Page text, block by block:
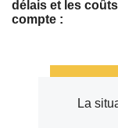
délais et les
compte :
La